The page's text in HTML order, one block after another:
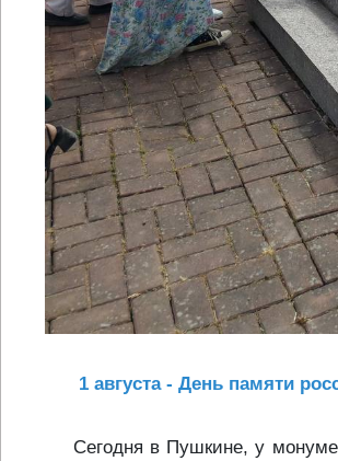
1 августа - День памяти
️Сегодня в Пушкине, у